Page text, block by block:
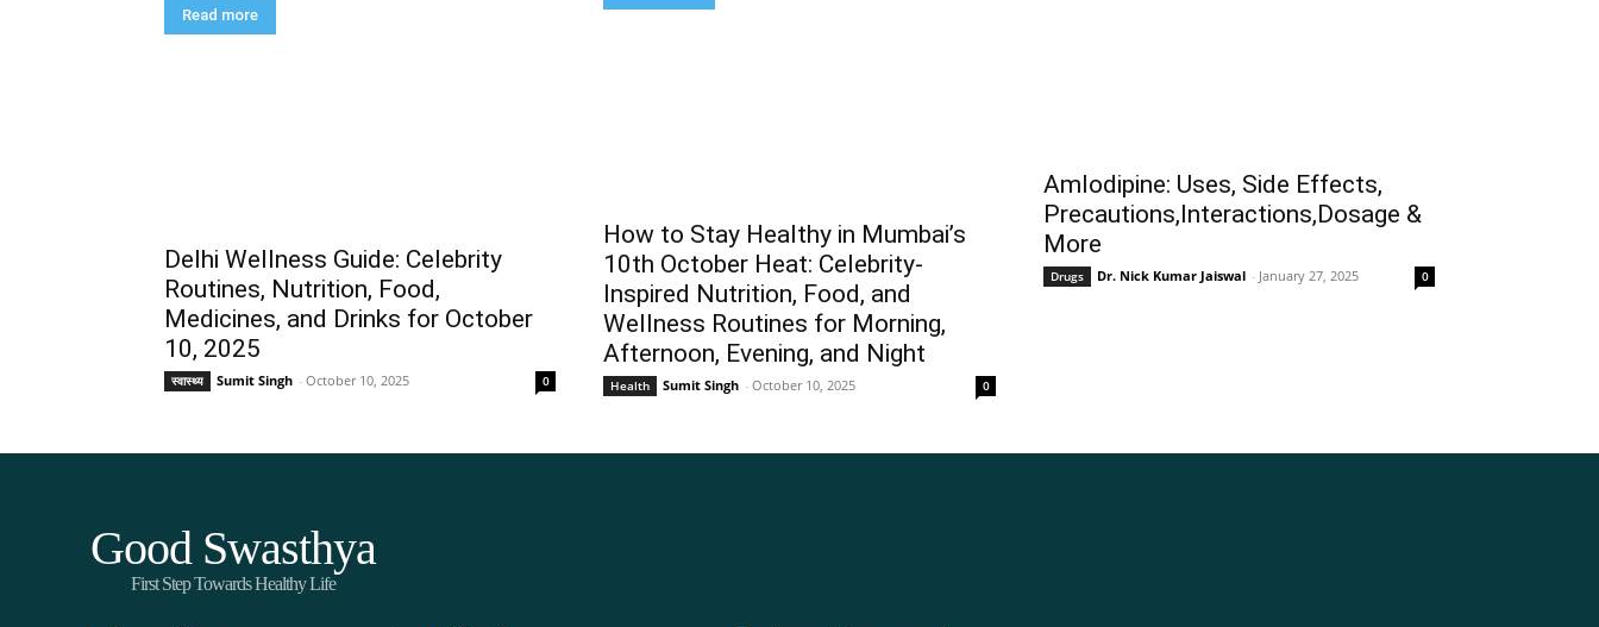
Read more
Delhi Wellness Guide: Celebrity
Routines, Nutrition, Food,
Medicines, and Drinks for October
10, 2025
स्वास्थ्य Sumit Singh - October 10, 2025 0
How to Stay Healthy in Mumbai’s
10th October Heat: Celebrity-
Inspired Nutrition, Food, and
Wellness Routines for Morning,
Afternoon, Evening, and Night
Health Sumit Singh - October 10, 2025 0
Amlodipine: Uses, Side Effects,
Precautions,Interactions,Dosage &
More
Drugs Dr. Nick Kumar Jaiswal - January 27, 2025 0
Good Swasthya
First Step Towards Healthy Life